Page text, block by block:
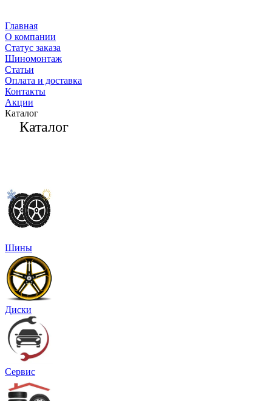
Главная
О компании
Статус заказа
Шиномонтаж
Статьи
Оплата и доставка
Контакты
Акции
Каталог
Каталог
Шины
Диски
Сервис